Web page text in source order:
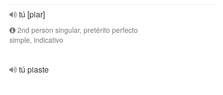
tú [piar]
2nd person singular, pretérito perfecto
simple, indicativo
tú piaste